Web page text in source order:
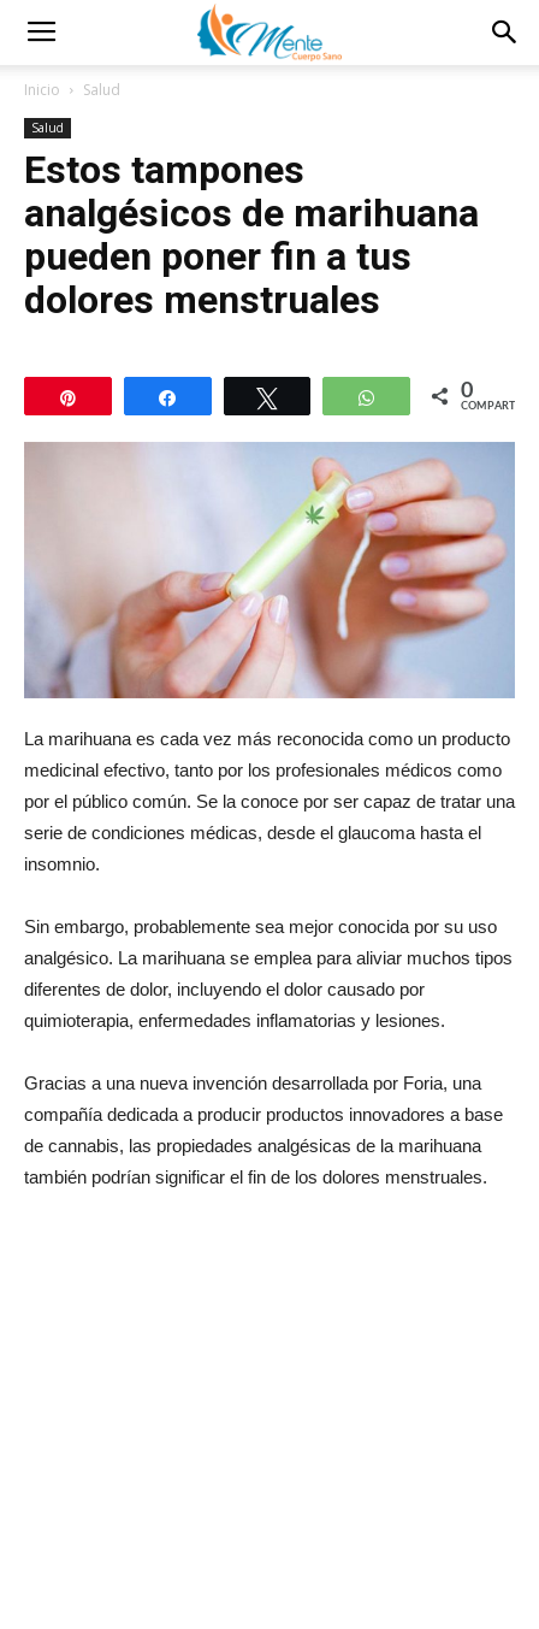
Inicio Salud
Salud
Estos tampones
analgésicos de marihuana
pueden poner fin a tus
dolores menstruales
Compartir WhatsApp
0
COMPARTIR
La marihuana es cada vez más reconocida como un producto
medicinal efectivo, tanto por los profesionales médicos como
por el público común. Se la conoce por ser capaz de tratar una
serie de condiciones médicas, desde el glaucoma hasta el
insomnio.
Sin embargo, probablemente sea mejor conocida por su uso
analgésico. La marihuana se emplea para aliviar muchos tipos
diferentes de dolor, incluyendo el dolor causado por
quimioterapia, enfermedades inflamatorias y lesiones.
Gracias a una nueva invención desarrollada por Foria, una
compañía dedicada a producir productos innovadores a base
de cannabis, las propiedades analgésicas de la marihuana
también podrían significar el fin de los dolores menstruales.